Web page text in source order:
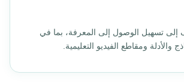
تسهيل الوصول إلى المعرفة، بما في
والأدلة ومقاطع الفيديو التعليمية.